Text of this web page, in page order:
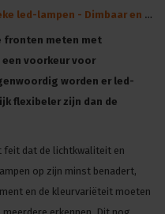
- Dimbaar en Bulk korting!
fronten meten met
voorkeur voor
worden er led-
flexibeler zijn dan de
feit dat de lichtkwaliteit en
op zijn minst benadert,
en de kleurvariëteit moeten